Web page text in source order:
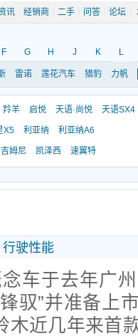
讯 经销商 二手 问答 论坛
F G H J K L
雷诺 莲花汽车 猎豹 力帆
羚羊 启悦 天语·尚悦 天语SX4
X5 利亚纳 利亚纳A6
吉姆尼 凯泽西 速翼特
行驶性能
车于去年广
驭”并准备上
木近几年来首